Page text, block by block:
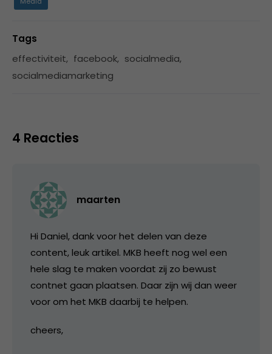
Tags
effectiviteit, facebook, socialmedia,
socialmediamarketing
4 Reacties
maarten
Hi Daniel, dank voor het delen van deze
content, leuk artikel. MKB heeft nog wel een
hele slag te maken voordat zij zo bewust
contnet gaan plaatsen. Daar zijn wij dan weer
voor om het MKB daarbij te helpen.
cheers,